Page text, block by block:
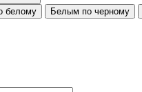
белому Белым по черному